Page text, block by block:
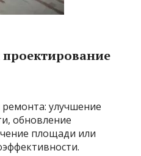
улучшение
обновление
площади или